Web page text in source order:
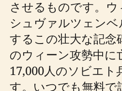
させるものです。
シュヴァルツェン
するこの壮大な記念
のウィーン攻勢中に
17,000人のソビエト
す。いつでも無料で